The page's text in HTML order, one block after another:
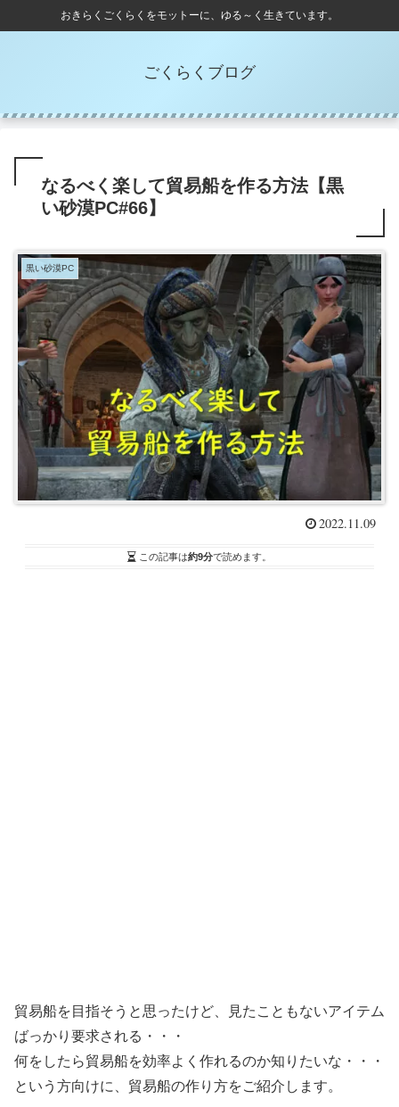
おきらくごくらくをモットーに、ゆる～く生きています。
ごくらくブログ
なるべく楽して貿易船を作る方法【黒
い砂漠PC#66】
黒い砂漠PC
2022.11.09
この記事は約9分で読めます。
貿易船を目指そうと思ったけど、見たこともないアイテム
ばっかり要求される・・・
何をしたら貿易船を効率よく作れるのか知りたいな・・・
という方向けに、貿易船の作り方をご紹介します。